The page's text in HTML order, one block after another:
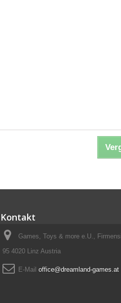
Kontakt
Games, Toys & more e.U.,
95 4020 Linz Austria
E-Mail office@dreamland-games.at